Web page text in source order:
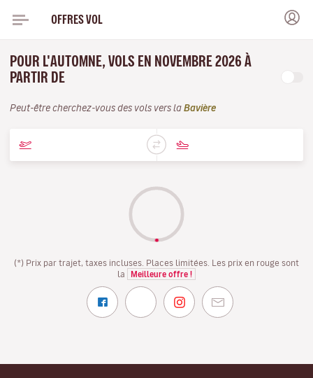
OFFRES VOL
POUR L'AUTOMNE, VOLS EN NOVEMBRE 2026 À
PARTIR DE
Peut-être cherchez-vous des vols vers la Bavière
(*) Prix par trajet, taxes incluses. Places limitées. Les prix en rouge sont
la
Meilleure offre !